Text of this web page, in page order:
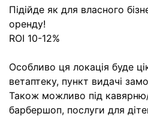
Підійде як для власного
оренду!
ROI 10-12%
Особливо ця локація буде
ветаптеку, пункт видачі
Також можливо під
барбершоп, послуги для